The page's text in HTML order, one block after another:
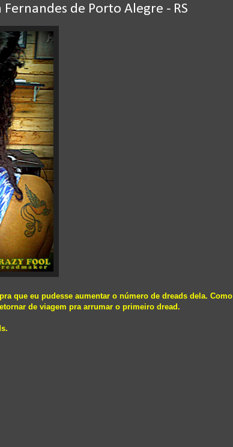
de Porto Alegre - RS
que eu pudesse aumentar o número de dreads dela. Como
de viagem pra arrumar o primeiro dread.